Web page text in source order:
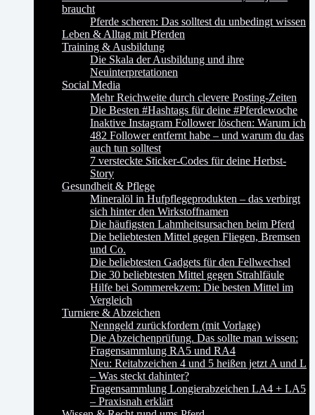
braucht
Pferde scheren: Das solltest du unbedingt wissen
Leben & Alltag mit Pferden
Training & Ausbildung
Die Skala der Ausbildung und ihre
Neuinterpretationen
Social Media
Mehr Reichweite durch clevere Posting-Zeiten
Die Besten #Hashtags für deine #Pferdewoche
Inaktive Instagram Follower löschen: Warum ich
482 Follower entfernt habe – und warum du das
auch tun solltest
7 versteckte Sticker-Codes für deine Herbst-
Story
Gesundheit & Pflege
Mineralöl in Hufpflegeprodukten – das verbirgt
sich hinter den Wirkstoffnamen
Die häufigsten Lahmheitsursachen beim Pferd
Die beliebtesten Mittel gegen Fliegen, Bremsen
und Co.
Die beliebtesten Gadgets für den Fellwechsel
Die 30 beliebtesten Mittel gegen Strahlfäule
Hilfe bei Sommerekzem: Die besten Mittel im
Vergleich
Turniere & Abzeichen
Nenngeld zurückfordern (mit Vorlage)
Die Abzeichenprüfung. Das sollte man wissen:
Fragensammlung RA5 und RA4
Neu: Reitabzeichen 4 und 5 heißen jetzt A und L
– Was steckt dahinter?
Fragensammlung Longierabzeichen LA4 + LA5
– Praxisnah erklärt